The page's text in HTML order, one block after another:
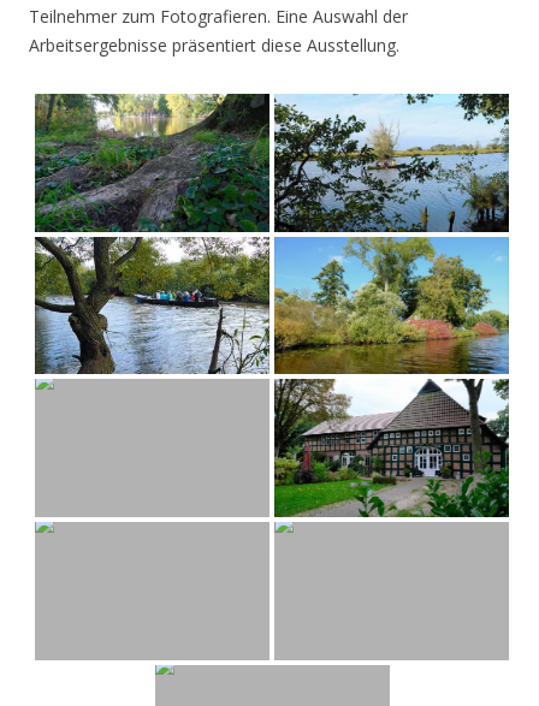
Teilnehmer zum Fotografieren. Eine Auswahl der
Arbeitsergebnisse präsentiert diese Ausstellung.